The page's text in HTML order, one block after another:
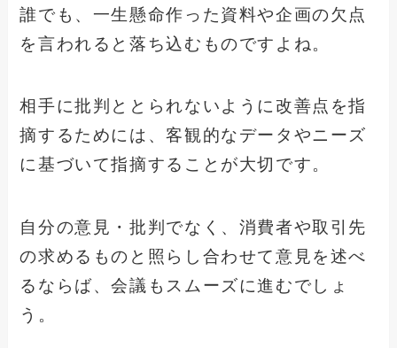
誰でも、一生懸命作った資料や企画の欠点
を言われると落ち込むものですよね。
相手に批判ととられないように改善点を指
摘するためには、客観的なデータやニーズ
に基づいて指摘することが大切です。
自分の意見・批判でなく、消費者や取引先
の求めるものと照らし合わせて意見を述べ
るならば、会議もスムーズに進むでしょ
う。